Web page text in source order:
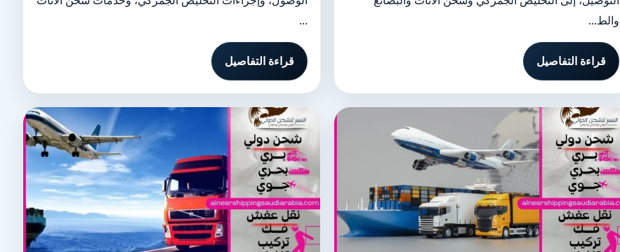
والط...
قراءة التفاصيل
...
قراءة التفاصيل